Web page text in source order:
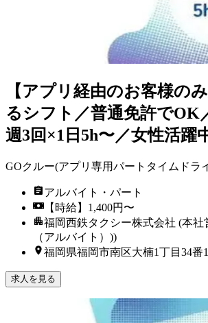
【アプリ経由のお客様の
るシフト／普通免許でOK
週3回×1日5h〜／女性活躍
GOクルー(アプリ専用パートタイムドラ
アルバイト・パート
【時給】1,400円〜
福岡西鉄タクシー株式会社 (本社
（アルバイト）))
福岡県福岡市南区大楠1丁目34番
求人を見る